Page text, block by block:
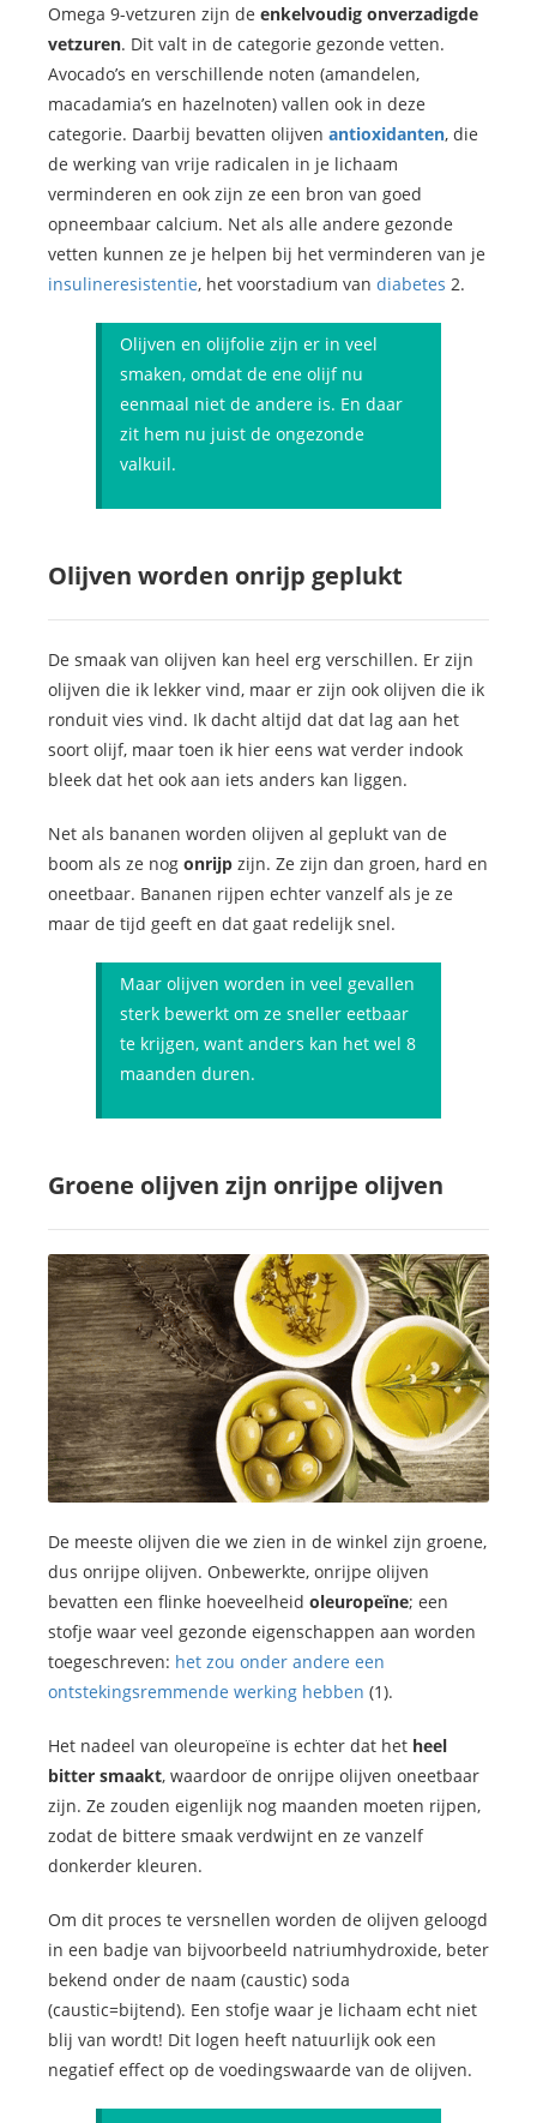
Omega 9-vetzuren zijn de enkelvoudig onverzadigde
vetzuren. Dit valt in de categorie gezonde vetten.
Avocado’s en verschillende noten (amandelen,
macadamia’s en hazelnoten) vallen ook in deze
categorie. Daarbij bevatten olijven antioxidanten, die
de werking van vrije radicalen in je lichaam
verminderen en ook zijn ze een bron van goed
opneembaar calcium. Net als alle andere gezonde
vetten kunnen ze je helpen bij het verminderen van je
insulineresistentie, het voorstadium van diabetes 2.
Olijven en olijfolie zijn er in veel
smaken, omdat de ene olijf nu
eenmaal niet de andere is. En daar
zit hem nu juist de ongezonde
valkuil.
Olijven worden onrijp geplukt
De smaak van olijven kan heel erg verschillen. Er zijn
olijven die ik lekker vind, maar er zijn ook olijven die ik
ronduit vies vind. Ik dacht altijd dat dat lag aan het
soort olijf, maar toen ik hier eens wat verder indook
bleek dat het ook aan iets anders kan liggen.
Net als bananen worden olijven al geplukt van de
boom als ze nog onrijp zijn. Ze zijn dan groen, hard en
oneetbaar. Bananen rijpen echter vanzelf als je ze
maar de tijd geeft en dat gaat redelijk snel.
Maar olijven worden in veel gevallen
sterk bewerkt om ze sneller eetbaar
te krijgen, want anders kan het wel 8
maanden duren.
Groene olijven zijn onrijpe olijven
De meeste olijven die we zien in de winkel zijn groene,
dus onrijpe olijven. Onbewerkte, onrijpe olijven
bevatten een flinke hoeveelheid oleuropeïne; een
stofje waar veel gezonde eigenschappen aan worden
toegeschreven: het zou onder andere een
ontstekingsremmende werking hebben (1).
Het nadeel van oleuropeïne is echter dat het heel
bitter smaakt, waardoor de onrijpe olijven oneetbaar
zijn. Ze zouden eigenlijk nog maanden moeten rijpen,
zodat de bittere smaak verdwijnt en ze vanzelf
donkerder kleuren.
Om dit proces te versnellen worden de olijven geloogd
in een badje van bijvoorbeeld natriumhydroxide, beter
bekend onder de naam (caustic) soda
(caustic=bijtend). Een stofje waar je lichaam echt niet
blij van wordt! Dit logen heeft natuurlijk ook een
negatief effect op de voedingswaarde van de olijven.